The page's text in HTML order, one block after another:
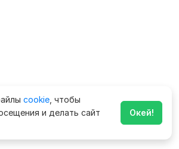
cookie , чтобы
и делать сайт
Окей!